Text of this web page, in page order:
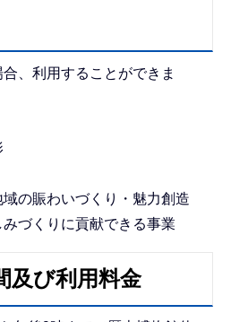
、利用することができま
の賑わいづくり・魅力創造
づくりに貢献できる事業
及び利用料金